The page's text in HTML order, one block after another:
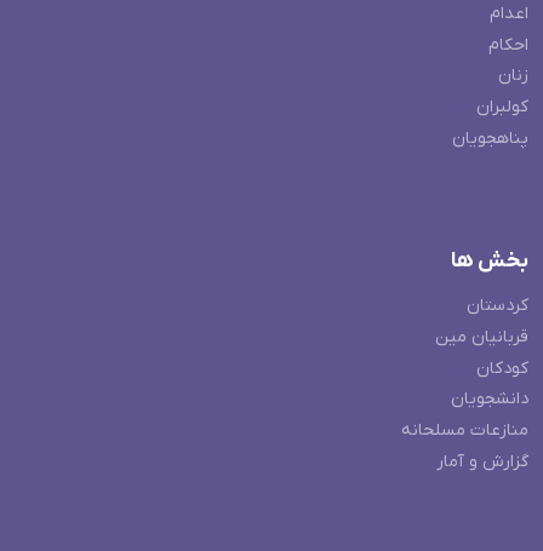
اعدام
احکام
زنان
کولبران
پناهجویان
بخش ها
کردستان
قربانیان مین
کودکان
دانشجویان
منازعات مسلحانه
گزارش و آمار